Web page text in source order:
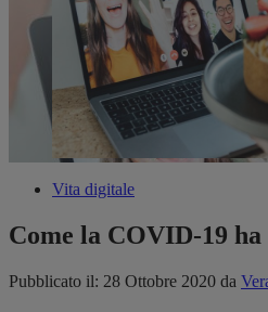
Vita digitale
Come la COVID-19
Pubblicato il: 28 Ottobre 2020 da